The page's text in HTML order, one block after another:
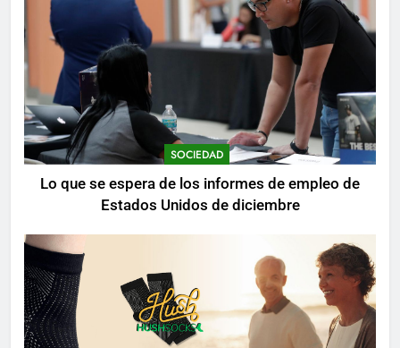
SOCIEDAD
Lo que se espera de los informes de empleo de
Estados Unidos de diciembre